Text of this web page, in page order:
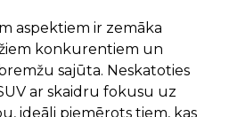
aspektiem ir zemāka
konkurentiem un
sajūta. Neskatoties
ar skaidru fokusu uz
ideāli piemērots tiem, kas